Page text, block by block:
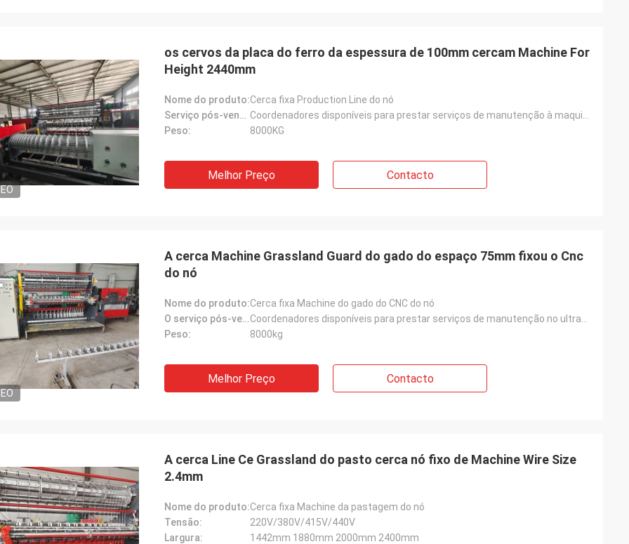
os cervos da placa do ferro da espessura de 100mm cercam Machine For
Height 2440mm
Nome do produto:Cerca fixa Production Line do nó
Serviço pós-venda proporcionado:
Peso:
8000KG
Melhor Preço Contacto
A cerca Machine Grassland Guard do gado do espaço 75mm fixou o Cnc
do nó
Nome do produto:Cerca fixa Machine do gado do CNC do nó
O serviço pós-venda forneceu:
Peso:
8000kg
Melhor Preço Contacto
A cerca Line Ce Grassland do pasto cerca nó fixo de Machine Wire Size
2.4mm
Nome do produto:Cerca fixa Machine da pastagem do nó
Tensão:
220V/380V/415V/440V
Largura:
1442mm 1880mm 2000mm 2400mm